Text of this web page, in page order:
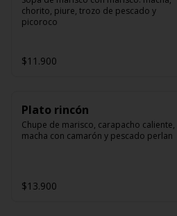
chorito, piure, trozo de pescado y
picoroco
$11.900
Plato rincón
Chupe de marisco, carapacho caliente,
macha con camarón y pescado perlan
$13.900